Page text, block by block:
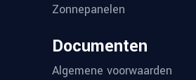
Zonnepanelen
Documenten
Algemene voorwaarden